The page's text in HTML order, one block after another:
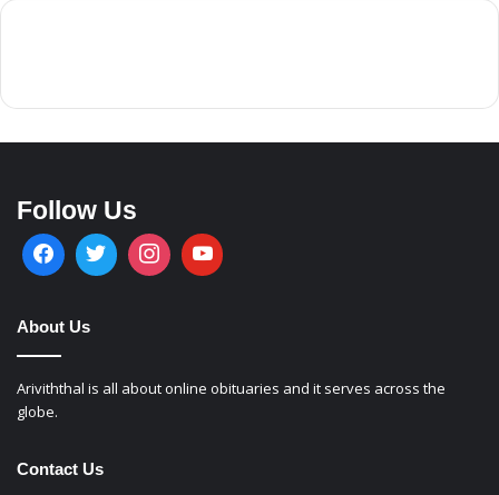
Follow Us
About Us
Ariviththal is all about online obituaries and it serves across the
globe.
Contact Us